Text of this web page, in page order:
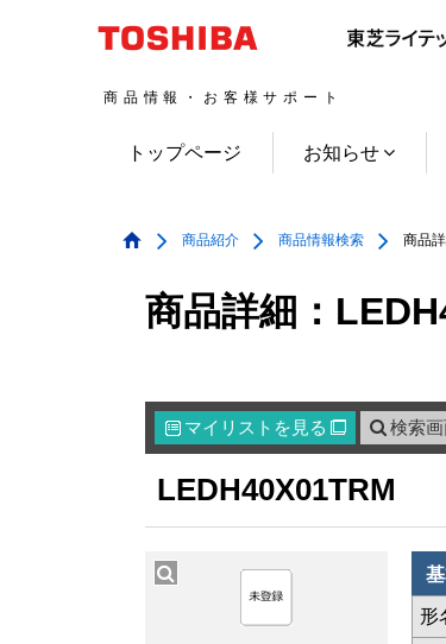
商品情報・お客様サポート
トップページ お知らせ
商品紹介 商品情報検索 商品
商品詳細：
マイリスト を見る  検索
LEDH40X01TRM
形